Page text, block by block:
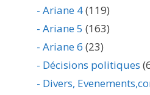
- Ariane 4(119)
- Ariane 5 (163)
- Ariane 6 (23)
- Décisions politiques
- Divers,